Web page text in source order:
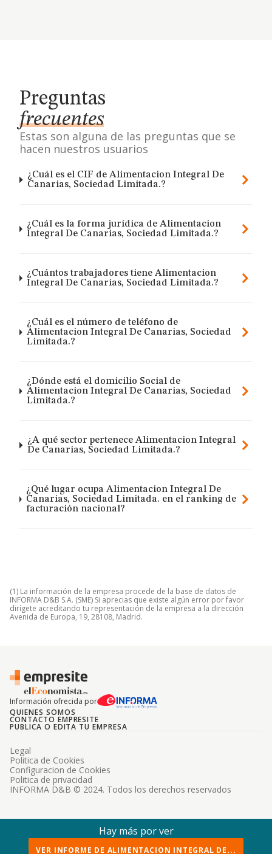
Preguntas
frecuentes
Estas son alguna de las preguntas que se
hacen nuestros usuarios
¿Cuál es el CIF de Alimentacion Integral De
Canarias, Sociedad Limitada.?
¿Cuál es la forma jurídica de Alimentacion
Integral De Canarias, Sociedad Limitada.?
¿Cuántos trabajadores tiene Alimentacion
Integral De Canarias, Sociedad Limitada.?
¿Cuál es el número de teléfono de
Alimentacion Integral De Canarias, Sociedad
Limitada.?
¿Dónde está el domicilio Social de
Alimentacion Integral De Canarias, Sociedad
Limitada.?
¿A qué sector pertenece Alimentacion Integral
De Canarias, Sociedad Limitada.?
¿Qué lugar ocupa Alimentacion Integral De
Canarias, Sociedad Limitada. en el ranking de
facturación nacional?
(1) La información de la empresa procede de la base de datos de
INFORMA D&B S.A. (SME) Si aprecias que existe algún error por favor
dirígete acreditando tu representación de la empresa a la dirección
Avenida de Europa, 19, 28108, Madrid.
Información ofrecida por
QUIENES SOMOS
CONTACTO EMPRESITE
PUBLICA O EDITA TU EMPRESA
INFORMA D&B © 2024. Todos los derechos reservados
Legal
Politica de Cookies
Configuracion de Cookies
Politica de privacidad
Hay más por ver
VER INFORME DE ALIMENTACION INTEGRAL DE...